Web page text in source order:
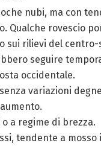
nubi, ma con
Qualche rovescio
sui rilievi del centro-
seguire
occidentale.
variazioni
a regime di brezza.
tendente a mosso